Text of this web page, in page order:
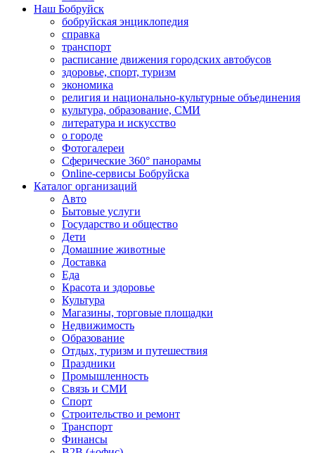
Наш Бобруйск
бобруйская энциклопедия
справка
транспорт
расписание движения городских автобусов
здоровье, спорт, туризм
экономика
религия и национально-культурные объединения
культура, образование, СМИ
литература и искусство
о городе
Фотогалереи
Сферические 360° панорамы
Online-сервисы Бобруйска
Каталог организаций
Авто
Бытовые услуги
Государство и общество
Дети
Домашние животные
Доставка
Еда
Красота и здоровье
Культура
Магазины, торговые площадки
Недвижимость
Образование
Отдых, туризм и путешествия
Праздники
Промышленность
Связь и СМИ
Спорт
Строительство и ремонт
Транспорт
Финансы